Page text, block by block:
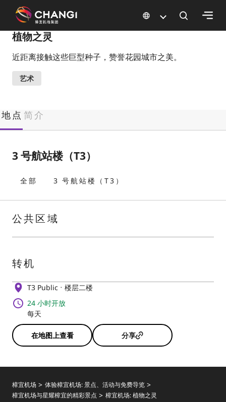
所
有
樟
网
站:
选
择
语
言:
植物之灵
近距离接触这些巨型种子，赞誉花园城市之美。
艺术
地点 简介
3 号航站楼（T3）
全部 3 号航站楼（T3）
公共区域
转机
T3 Public
楼层二楼
24 小时开放
每天
在地图上查看 分享
樟宜机场
体验樟宜机场: 景点、活动与免费导览
樟宜机场与星耀樟宜的精彩景点
樟宜机场: 植物之灵